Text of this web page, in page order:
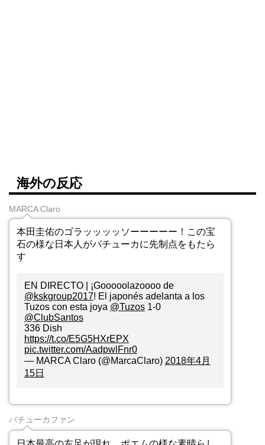
海外の反応
MARCA Claro
石の様な日本人がパチューカに先制点をもたら
す
EN DIRECTO | ¡Gooooolazoooo de
@kskgroup2017! El japonés adelanta a los
Tuzos con esta joya @Tuzos1-0
@ClubSantos
336 Dish
https://t.co/E5G5HXrEPX
pic.twitter.com/AadpwlFnr0
— MARCA Claro (@MarcaClaro) 2018年4月
15日
パチューカファン